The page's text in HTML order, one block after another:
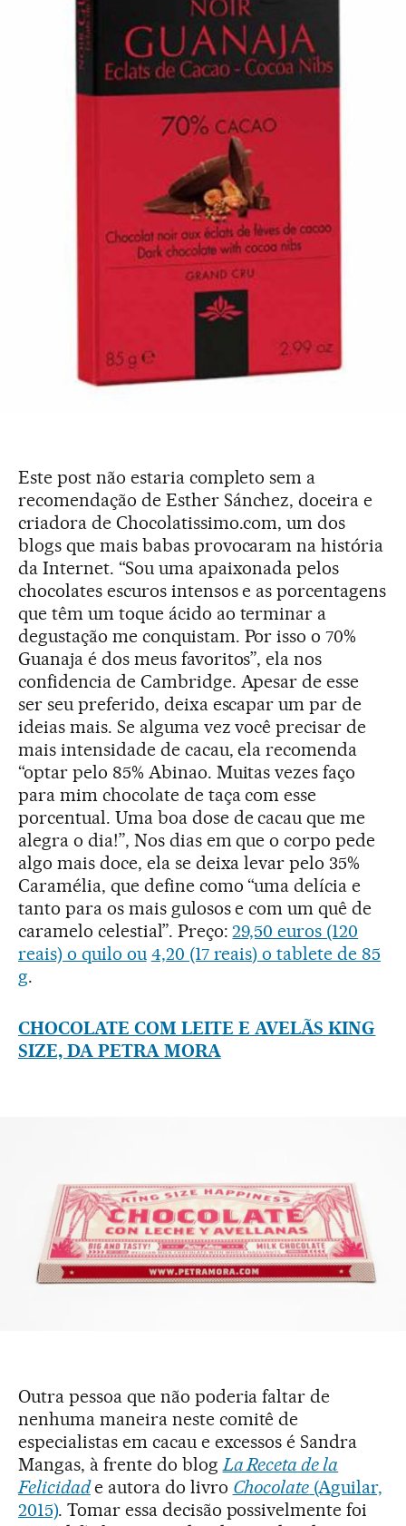
Este post não estaria completo sem a
recomendação de Esther Sánchez, doceira e
criadora de Chocolatissimo.com, um dos
blogs que mais babas provocaram na história
da Internet. “Sou uma apaixonada pelos
chocolates escuros intensos e as porcentagens
que têm um toque ácido ao terminar a
degustação me conquistam. Por isso o 70%
Guanaja é dos meus favoritos”, ela nos
confidencia de Cambridge. Apesar de esse
ser seu preferido, deixa escapar um par de
ideias mais. Se alguma vez você precisar de
mais intensidade de cacau, ela recomenda
“optar pelo 85% Abinao. Muitas vezes faço
para mim chocolate de taça com esse
porcentual. Uma boa dose de cacau que me
alegra o dia!”, Nos dias em que o corpo pede
algo mais doce, ela se deixa levar pelo 35%
Caramélia, que define como “uma delícia e
tanto para os mais gulosos e com um quê de
caramelo celestial”. Preço:29,50 euros (120
reais) o quilo ou 4,20 (17 reais) o tablete de 85
g.
CHOCOLATE COM LEITE E AVELÃS KING
SIZE, DA PETRA MORA
Outra pessoa que não poderia faltar de
nenhuma maneira neste comitê de
especialistas em cacau e excessos é Sandra
Mangas, à frente do blogLa Receta de la
Felicidade autora do livro Chocolate (Aguilar,
2015). Tomar essa decisão possivelmente foi